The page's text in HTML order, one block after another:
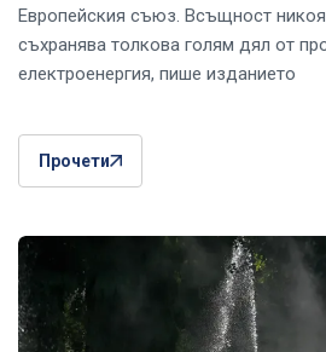
Европейския съюз. Всъщност
съхранява толкова голям дял от
електроенергия, пише изданието
Прочети